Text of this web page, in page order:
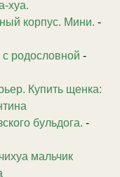
хуа.
корпус. Мини. -
родословной -
Купить щенка:
бульдога. -
мальчик